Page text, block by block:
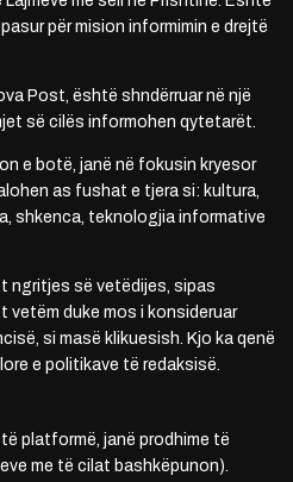
për mision informimin e drejtë
Post, është shndërruar në një
së cilës informohen qytetarët.
e botë, janë në fokusin kryesor
as fushat e tjera si: kultura,
shkenca, teknologjia informative
ngritjes së vetëdijes, sipas
vetëm duke mos i konsideruar
si masë klikuesish. Kjo ka qenë
e politikave të redaksisë.
platformë, janë prodhime të
me të cilat bashkëpunon).